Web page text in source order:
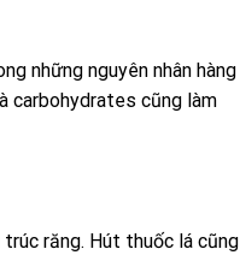
những nguyên nhân hàng
carbohydrates cũng làm
răng. Hút thuốc lá cũng